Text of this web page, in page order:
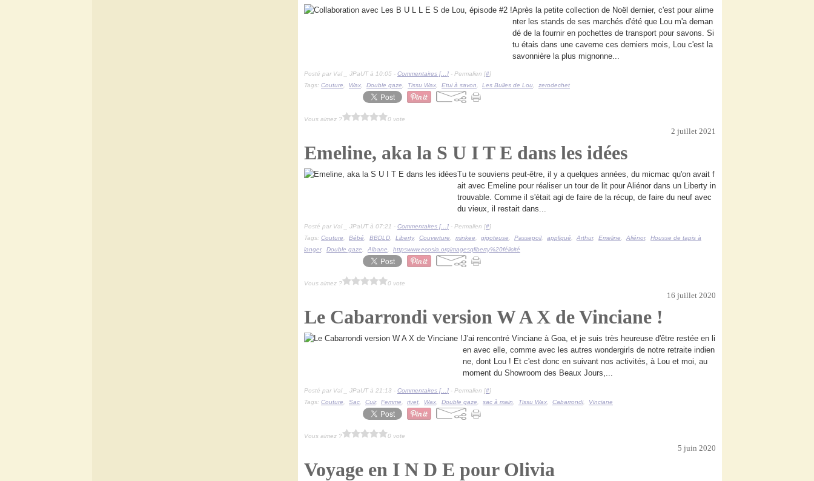
Après la petite collection de Noël dernier, c'est pour alime
nter les stands de ses marchés d'été que Lou m'a deman
dé de la fournir en pochettes de transport pour savons. Si
tu étais dans une caverne ces derniers mois, Lou c'est la
savonnière la plus mignonne...
Posté par Val _ JPaUT à 10:05 - Commentaires [… ] - Permalien [#]
Tags: Couture Wax Double gaze Tissu Wax Etui à savon Les Bulles de Lou zerodechet
Vous aimez ? 0 vote
2 juillet 2021
Emeline, aka la S U I T E dans les idées
Tu te souviens peut-être, il y a quelques années, du micmac qu'on avait f
ait avec Emeline pour réaliser un tour de lit pour Aliénor dans un Liberty in
trouvable. Comme il s'était agi de faire de la récup, de faire du neuf avec
du vieux, il restait dans...
Posté par Val _ JPaUT à 07:21 - Commentaires [… ] - Permalien [#]
Tags: Couture Bébé BBDLD Liberty, Couverture minkee gigoteuse Passepoil, appliqué Arthur, Emeline Aliénor, Housse de tapis à
langer, Double gaze Albane httpswww.ecosia.orgimagesqliberty%20félicité
Vous aimez ? 0 vote
16 juillet 2020
Le Cabarrondi version W A X de Vinciane !
J'ai rencontré Vinciane à Goa, et je suis très heureuse d'être restée en li
en avec elle, comme avec les autres wondergirls de notre retraite indien
ne, dont Lou ! Et c'est donc en suivant nos activités, à Lou et moi, au
moment du Showroom des Beaux Jours,...
Posté par Val _ JPaUT à 21:13 - Commentaires [… ] - Permalien [#]
Tags: Couture Sac Cuir, Femme rivet Wax Double gaze sac à main Tissu Wax Cabarrondi, Vinciane
Vous aimez ? 0 vote
5 juin 2020
Voyage en I N D E pour Olivia